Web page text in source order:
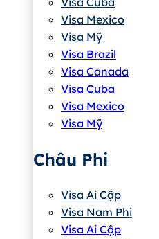
Visa Mexico
Visa Mỹ
Visa Brazil
Visa Canada
Visa Cuba
Visa Mexico
Visa Mỹ
Châu Phi
Visa Ai Cập
Visa Nam Phi
Visa Ai Cập